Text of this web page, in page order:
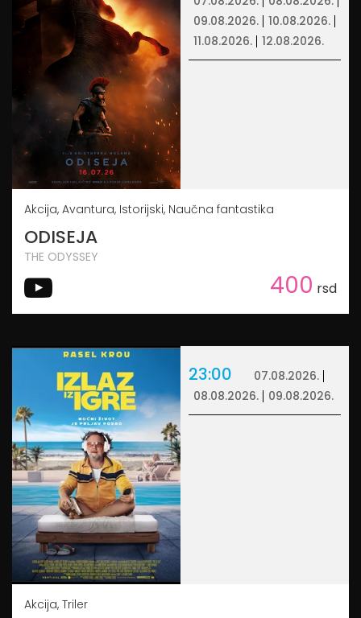
09.08.2026.
10.08.2026.
11.08.2026.
12.08.2026.
Akcija, Avantura, Istorijski, Naučna fantastika
ODISEJA
THE ODYSSEY
400 rsd
23:00
07.08.2026.
08.08.2026.
09.08.2026.
Akcija, Triler